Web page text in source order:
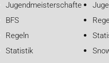
Jugendmeisterschaften
BFS
Regeln
Statistik